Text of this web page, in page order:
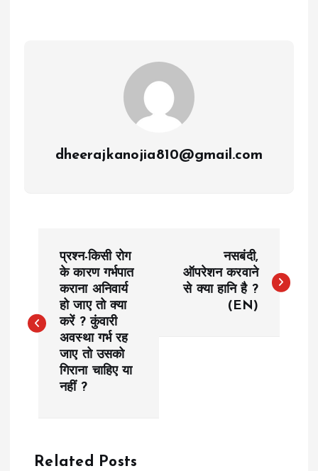
dheerajkanojia810@gmail.com
s
v
प्रश्न-किसी रोग
के कारण गर्भपात
कराना अनिवार्य
हो जाए तो क्या
करें ? कुंवारी
अवस्था गर्भ रह
जाए तो उसको
गिराना चाहिए या
नहीं ?
नसबंदी,
ऑपरेशन करवाने
से क्या हानि है ?
(EN)
Related Posts